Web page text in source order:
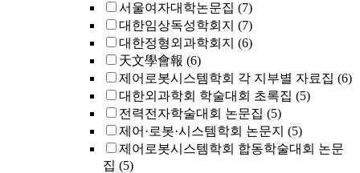
서울여자대학논문집 (7)
대한임상독성학회지 (7)
대한정형외과학회지 (6)
天文學會報 (6)
제어로봇시스템학회 각 지부별 자료집 (6)
대한외과학회 학술대회 초록집 (5)
전력전자학술대회 논문집 (5)
제어·로봇·시스템학회 논문지 (5)
제어로봇시스템학회 합동학술대회 논문
집 (5)